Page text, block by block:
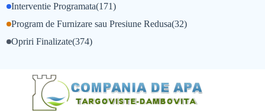
Interventie Programata(171)
Opriri Finalizate(374)
Program de Furnizare sau Presiune Redusa(32)